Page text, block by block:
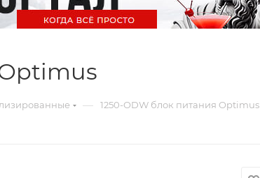
— 1250-ODW блок питания Optimus